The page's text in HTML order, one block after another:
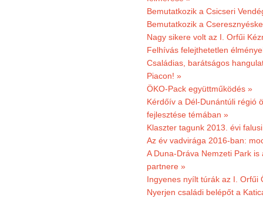
Bemutatkozik a Csicseri
Bemutatkozik a
Nagy sikere volt az I. Orfűi
Felhívás felejthetetlen
Családias, barátságos
Piacon! »
ÖKO-Pack együttműködés »
Kérdőív a Dél-Dunántúli régió
fejlesztése témában »
Klaszter tagunk 2013. évi
Az év vadvirága 2016-ban:
A Duna-Dráva Nemzeti Park
partnere »
Ingyenes nyílt túrák az I. Orfűi
Nyerjen családi belépőt a